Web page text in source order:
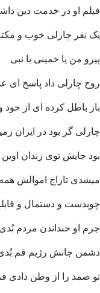
فیلم او در خدمت دین
یک نفر چارلی خوب و
پیرو من یا خمینی یا نبی
روح چارلی داد پاسخ ای
باز باطل کرده ای از
چارلی گر بود در ایران
بود جایش توی زندان اوین
میشدی تاراج اموالش همه
چوبدست و دستمال و
جرم او خنداندن مردم بُدی
دشمن جانش رژیم قم
تو صمد را از وطن دادی